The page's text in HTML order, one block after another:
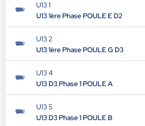
U13 1
U13 1ère Phase POULE E D2
U13 2
U13 1ère Phase POULE G D3
U13 4
U13 D3 Phase 1 POULE A
U13 5
U13 D3 Phase 1 POULE B